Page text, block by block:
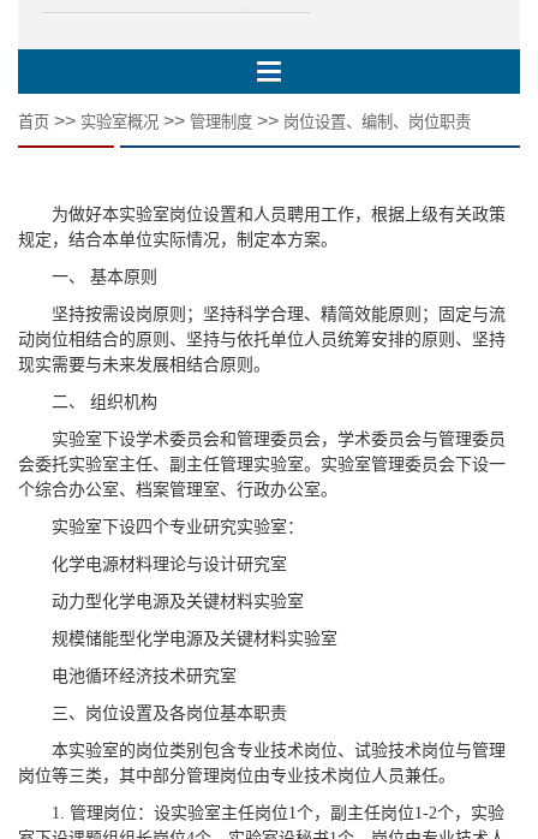
首页 >> 实验室概况 >> 管理制度 >> 岗位设置、编制、岗位职责
为做好本实验室岗位设置和人员聘用工作，根据上级有关政策
规定，结合本单位实际情况，制定本方案。
一、 基本原则
坚持按需设岗原则；坚持科学合理、精简效能原则；固定与流
动岗位相结合的原则、坚持与依托单位人员统筹安排的原则、坚持
现实需要与未来发展相结合原则。
二、 组织机构
实验室下设学术委员会和管理委员会，学术委员会与管理委员
会委托实验室主任、副主任管理实验室。实验室管理委员会下设一
个综合办公室、档案管理室、行政办公室。
实验室下设四个专业研究实验室：
化学电源材料理论与设计研究室
动力型化学电源及关键材料实验室
规模储能型化学电源及关键材料实验室
电池循环经济技术研究室
三、岗位设置及各岗位基本职责
本实验室的岗位类别包含专业技术岗位、试验技术岗位与管理
岗位等三类，其中部分管理岗位由专业技术岗位人员兼任。
1. 管理岗位：设实验室主任岗位1个，副主任岗位1-2个，实验